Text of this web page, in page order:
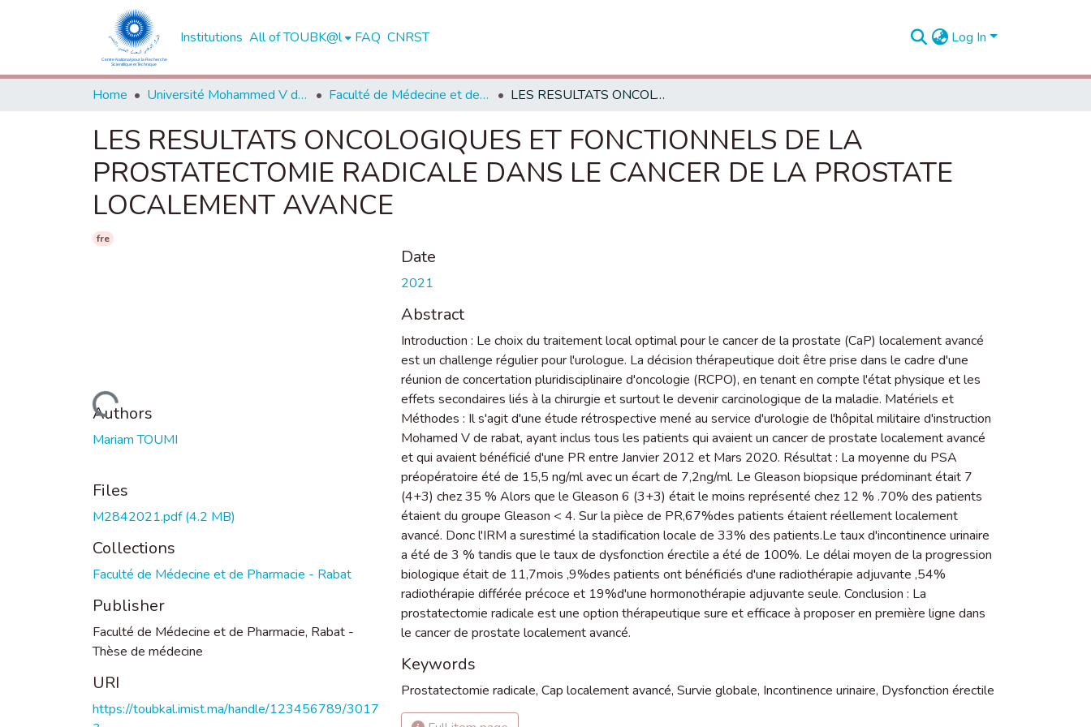
Institutions All of TOUBK@l FAQ CNRST Log In
Home Université Mohammed V de Rabat Faculté de Médecine et de Pharmacie - Rabat LES RESULTATS ONCOLOGIQUES ET FONCTIONNELS DE LA PROSTATECTOMIE RADICALE DANS LE CANCER DE LA PROSTATE LOCALEMENT AVANCE
LES RESULTATS ONCOLOGIQUES ET FONCTIONNELS DE LA
PROSTATECTOMIE RADICALE DANS LE CANCER DE LA PROSTATE
LOCALEMENT AVANCE
fre
Loading...
Authors
Mariam TOUMI
Files
M2842021.pdf(4.2 MB)
Collections
Faculté de Médecine et de Pharmacie - Rabat
Publisher
Faculté de Médecine et de Pharmacie, Rabat -
Thèse de médecine
URI
https://toubkal.imist.ma/handle/123456789/3017
Date
2021
Abstract
Introduction : Le choix du traitement local optimal pour le cancer de la prostate (CaP) localement avancé
est un challenge régulier pour l'urologue. La décision thérapeutique doit être prise dans le cadre d'une
réunion de concertation pluridisciplinaire d'oncologie (RCPO), en tenant en compte l'état physique et les
effets secondaires liés à la chirurgie et surtout le devenir carcinologique de la maladie. Matériels et
Méthodes : Il s'agit d'une étude rétrospective mené au service d'urologie de l'hôpital militaire d'instruction
Mohamed V de rabat, ayant inclus tous les patients qui avaient un cancer de prostate localement avancé
et qui avaient bénéficié d'une PR entre Janvier 2012 et Mars 2020. Résultat : La moyenne du PSA
préopératoire été de 15,5 ng/ml avec un écart de 7,2ng/ml. Le Gleason biopsique prédominant était 7
(4+3) chez 35 % Alors que le Gleason 6 (3+3) était le moins représenté chez 12 % .70% des patients
étaient du groupe Gleason < 4. Sur la pièce de PR,67%des patients étaient réellement localement
avancé. Donc l'IRM a surestimé la stadification locale de 33% des patients.Le taux d'incontinence urinaire
a été de 3 % tandis que le taux de dysfonction érectile a été de 100%. Le délai moyen de la progression
biologique était de 11,7mois ,9%des patients ont bénéficiés d'une radiothérapie adjuvante ,54%
radiothérapie différée précoce et 19%d'une hormonothérapie adjuvante seule. Conclusion : La
prostatectomie radicale est une option thérapeutique sure et efficace à proposer en première ligne dans
le cancer de prostate localement avancé.
Keywords
Prostatectomie radicale, Cap localement avancé, Survie globale, Incontinence urinaire, Dysfonction érectile